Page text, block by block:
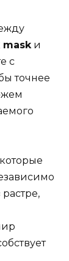
mask и
с
точнее